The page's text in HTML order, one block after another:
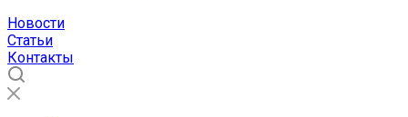
Новости
Статьи
Контакты